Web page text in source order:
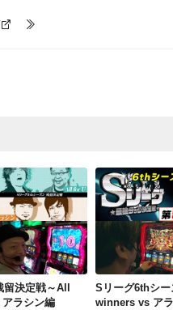
Sリーグ6thシーズン残留決定戦～All for U vs アラシン～ アラシン編
決定戦～All
ラシン編
Sリーグ6thシ
winners vs ア